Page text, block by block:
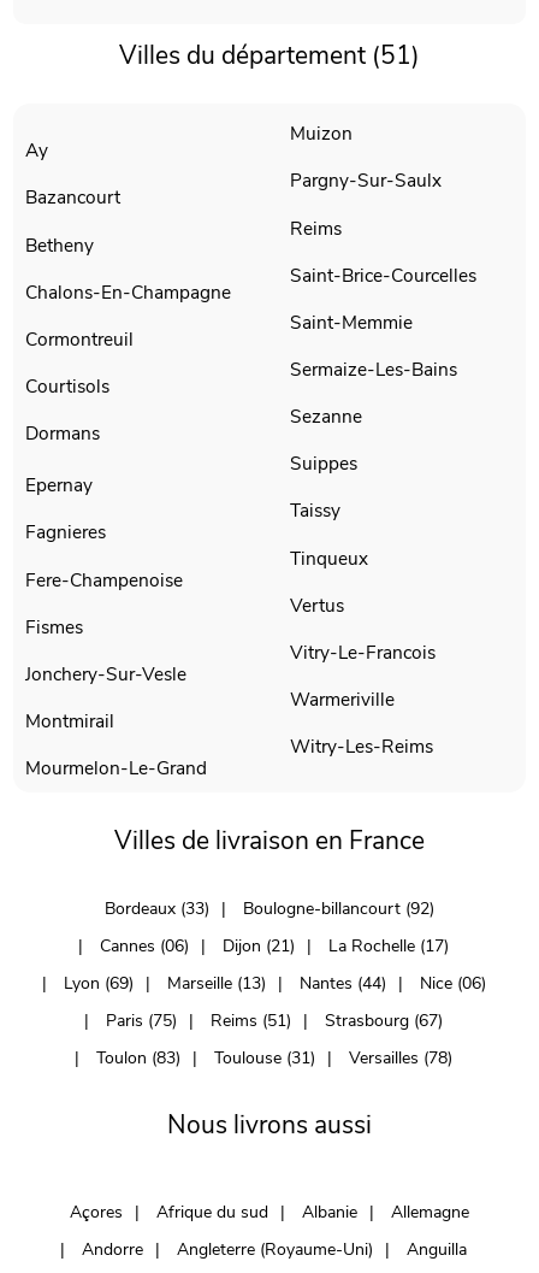
Villes du département (51)
Ay
Bazancourt
Betheny
Chalons-En-Champagne
Cormontreuil
Courtisols
Dormans
Epernay
Fagnieres
Fere-Champenoise
Fismes
Jonchery-Sur-Vesle
Montmirail
Mourmelon-Le-Grand
Muizon
Pargny-Sur-Saulx
Reims
Saint-Brice-Courcelles
Saint-Memmie
Sermaize-Les-Bains
Sezanne
Suippes
Taissy
Tinqueux
Vertus
Vitry-Le-Francois
Warmeriville
Witry-Les-Reims
Villes de livraison en France
Bordeaux (33)
Boulogne-billancourt (92)
Cannes (06)
Dijon (21)
La Rochelle (17)
Lyon (69)
Marseille (13) Nantes (44)
Nice (06)
Paris (75)
Reims (51)
Strasbourg (67)
Toulon (83)
Toulouse (31) Versailles (78)
Nous livrons aussi
Açores Afrique du sud Albanie
Allemagne
Andorre
Angleterre (Royaume-Uni)
Anguilla